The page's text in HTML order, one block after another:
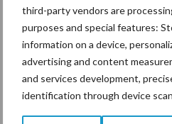
third-party vendors are
purposes and special features:
information on a device,
advertising and content
and services development,
identification through device
Themapagina's
Diergezondheid